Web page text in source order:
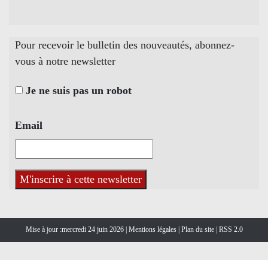
Pour recevoir le bulletin des nouveautés, abonnez-
vous à notre newsletter
Je ne suis pas un robot
Email
Mise à jour :mercredi 24 juin 2026 | Mentions légales | Plan du site |RSS 2.0